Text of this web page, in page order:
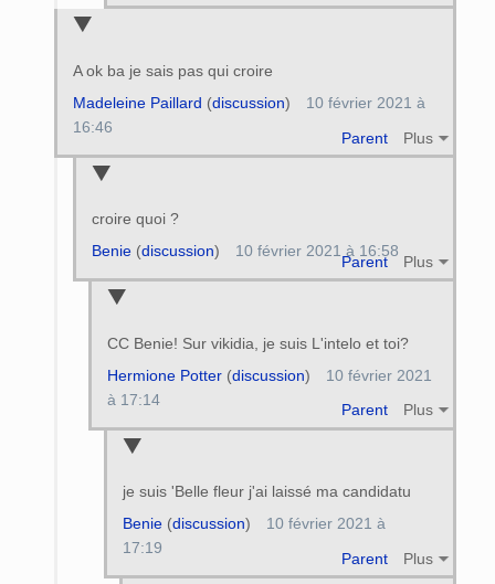
A ok ba je sais pas qui croire
Parent Plus
Madeleine Paillard (discussion)
10 février 2021 à
16:46
croire quoi ?
Parent Plus
Benie(discussion) 10 février 2021 à 16:58
CC Benie! Sur vikidia, je suis L'intelo et toi?
Parent Plus
Hermione Potter(discussion)
10 février 2021
à 17:14
je suis 'Belle fleur j'ai laissé ma candidatu
Parent Plus
Benie(discussion)
10 février 2021 à
17:19